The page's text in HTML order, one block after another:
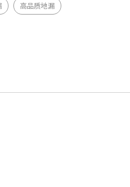
高品质地漏